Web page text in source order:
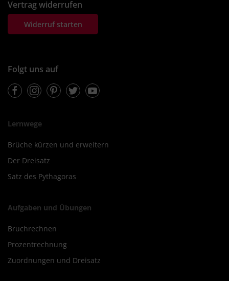
Vertrag widerrufen
Widerruf starten
Folgt uns auf
FacebookInstagramPinterestTwitterYoutube
Lernwege
Brüche kürzen und erweitern
Der Dreisatz
Satz des Pythagoras
Aufgaben und Übungen
Bruchrechnen
Prozentrechnung
Zuordnungen und Dreisatz